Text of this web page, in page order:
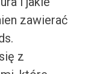
zawierać
z